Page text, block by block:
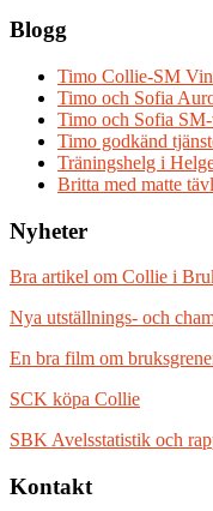
Blogg
Timo Collie-SM
Timo och Sofia
Timo och Sofia
Timo godkänd
Träningshelg i
Britta med matte
Nyheter
Bra artikel om Collie i
Nya utställnings- och
En bra film om
SCK köpa Collie
SBK Avelsstatistik och
Kontakt